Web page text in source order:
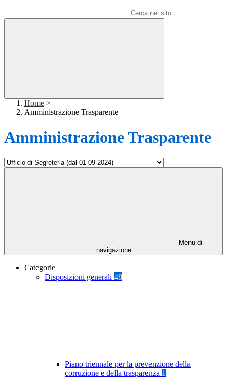
Home >
Amministrazione Trasparente
Amministrazione Trasparente
Menu di
navigazione
Categorie
Disposizioni generali 48
Piano triennale per la prevenzione della
corruzione e della trasparenza 1